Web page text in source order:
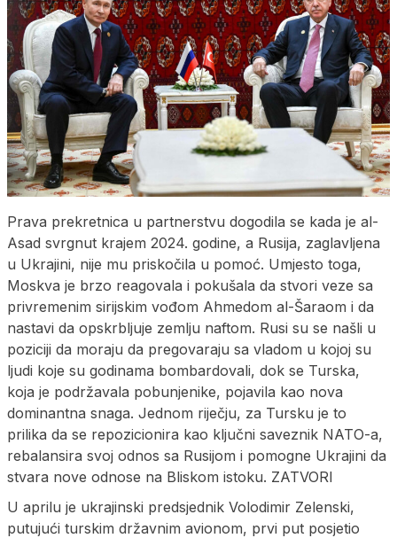
Prava prekretnica u partnerstvu dogodila se kada je al-
Asad svrgnut krajem 2024. godine, a Rusija, zaglavljena
u Ukrajini, nije mu priskočila u pomoć. Umjesto toga,
Moskva je brzo reagovala i pokušala da stvori veze sa
privremenim sirijskim vođom Ahmedom al-Šaraom i da
nastavi da opskrbljuje zemlju naftom. Rusi su se našli u
poziciji da moraju da pregovaraju sa vladom u kojoj su
ljudi koje su godinama bombardovali, dok se Turska,
koja je podržavala pobunjenike, pojavila kao nova
dominantna snaga. Jednom riječju, za Tursku je to
prilika da se repozicionira kao ključni saveznik NATO-a,
rebalansira svoj odnos sa Rusijom i pomogne Ukrajini da
stvara nove odnose na Bliskom istoku. ZATVORI
U aprilu je ukrajinski predsjednik Volodimir Zelenski,
putujući turskim državnim avionom, prvi put posjetio